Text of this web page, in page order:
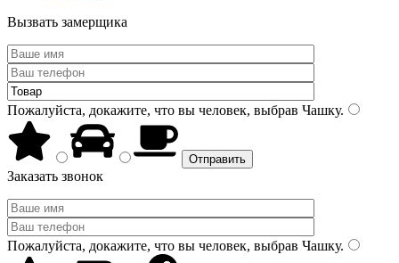
Вызвать замерщика
Пожалуйста, докажите, что вы человек, выбрав Чашку.
Заказать звонок
Пожалуйста, докажите, что вы человек, выбрав Чашку.